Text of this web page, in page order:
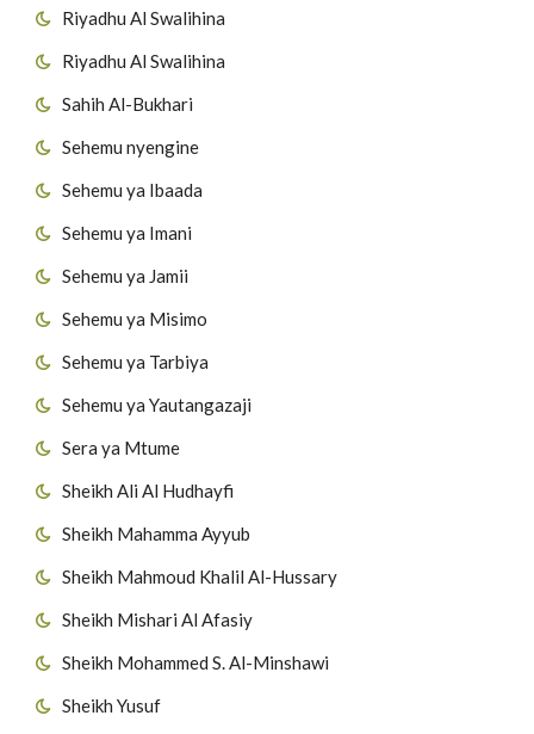
Riyadhu Al Swalihina
Riyadhu Al Swalihina
Sahih Al-Bukhari
Sehemu nyengine
Sehemu ya Ibaada
Sehemu ya Imani
Sehemu ya Jamii
Sehemu ya Misimo
Sehemu ya Tarbiya
Sehemu ya Yautangazaji
Sera ya Mtume
Sheikh Ali Al Hudhayfi
Sheikh Mahamma Ayyub
Sheikh Mahmoud Khalil Al-Hussary
Sheikh Mishari Al Afasiy
Sheikh Mohammed S. Al-Minshawi
Sheikh Yusuf